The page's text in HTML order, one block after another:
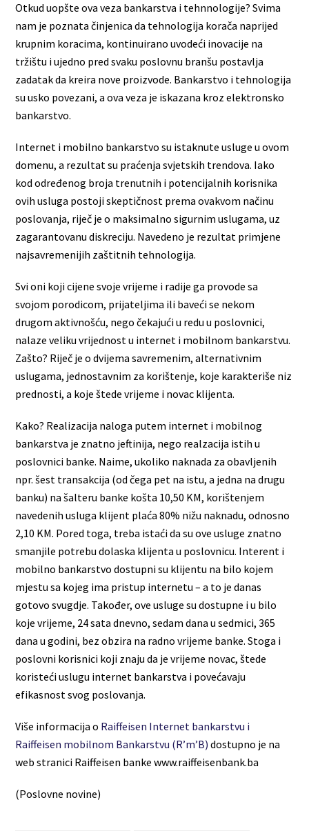
Otkud uopšte ova veza bankarstva i tehnnologije? Svima
nam je poznata činjenica da tehnologija korača naprijed
krupnim koracima, kontinuirano uvodeći inovacije na
tržištu i ujedno pred svaku poslovnu branšu postavlja
zadatak da kreira nove proizvode. Bankarstvo i tehnologija
su usko povezani, a ova veza je iskazana kroz elektronsko
bankarstvo.
Internet i mobilno bankarstvo su istaknute usluge u ovom
domenu, a rezultat su praćenja svjetskih trendova. Iako
kod određenog broja trenutnih i potencijalnih korisnika
ovih usluga postoji skeptičnost prema ovakvom načinu
poslovanja, riječ je o maksimalno sigurnim uslugama, uz
zagarantovanu diskreciju. Navedeno je rezultat primjene
najsavremenijih zaštitnih tehnologija.
Svi oni koji cijene svoje vrijeme i radije ga provode sa
svojom porodicom, prijateljima ili baveći se nekom
drugom aktivnošću, nego čekajući u redu u poslovnici,
nalaze veliku vrijednost u internet i mobilnom bankarstvu.
Zašto? Riječ je o dvijema savremenim, alternativnim
uslugama, jednostavnim za korištenje, koje karakteriše niz
prednosti, a koje štede vrijeme i novac klijenta.
Kako? Realizacija naloga putem internet i mobilnog
bankarstva je znatno jeftinija, nego realzacija istih u
poslovnici banke. Naime, ukoliko naknada za obavljenih
npr. šest transakcija (od čega pet na istu, a jedna na drugu
banku) na šalteru banke košta 10,50 KM, korištenjem
navedenih usluga klijent plaća 80% nižu naknadu, odnosno
2,10 KM. Pored toga, treba istaći da su ove usluge znatno
smanjile potrebu dolaska klijenta u poslovnicu. Interent i
mobilno bankarstvo dostupni su klijentu na bilo kojem
mjestu sa kojeg ima pristup internetu – a to je danas
gotovo svugdje. Također, ove usluge su dostupne i u bilo
koje vrijeme, 24 sata dnevno, sedam dana u sedmici, 365
dana u godini, bez obzira na radno vrijeme banke. Stoga i
poslovni korisnici koji znaju da je vrijeme novac, štede
koristeći uslugu internet bankarstva i povećavaju
efikasnost svog poslovanja.
Više informacija o Raiffeisen Internet bankarstvu i
Raiffeisen mobilnom Bankarstvu (R’m’B) dostupno je na
web stranici Raiffeisen banke www.raiffeisenbank.ba
(Poslovne novine)